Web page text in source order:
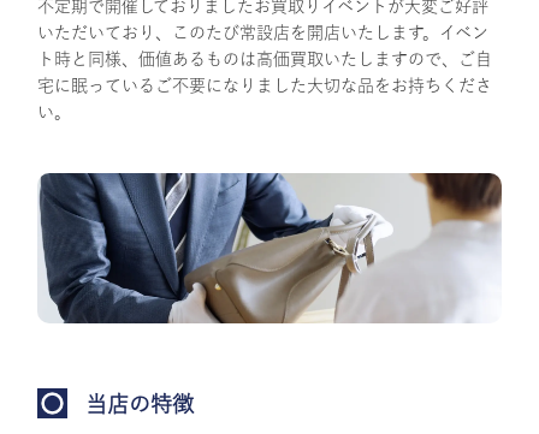
不定期で開催しておりましたお買取りイベントが大変ご好評
いただいており、このたび常設店を開店いたします。イベン
ト時と同様、価値あるものは高価買取いたしますので、ご自
宅に眠っているご不要になりました大切な品をお持ちくださ
い。
当店の特徴